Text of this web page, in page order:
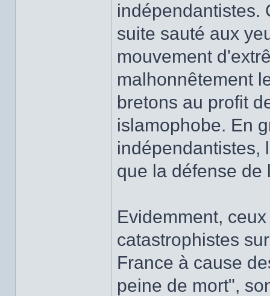
indépendantistes.
suite sauté aux
mouvement
malhonnêtement
bretons au profit
islamophobe. En
indépendantistes,
que la défense de
Evidemment,
catastrophistes
France à cause
peine de mort",